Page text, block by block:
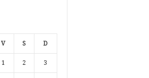
V S D
1 2 3